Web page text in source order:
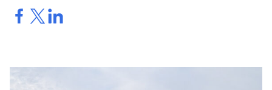
Jaa. Jaa.Jaa.
Luontoa